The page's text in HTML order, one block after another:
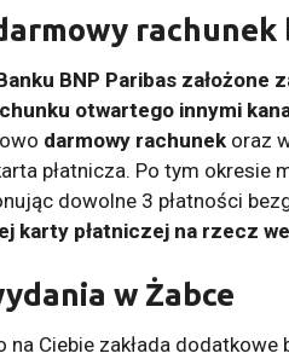
rachunek
BNP Paribas założone
otwartego innymi
darmowy rachunek oraz
płatnicza. Po tym okresie
dowolne 3 płatności
karty płatniczej na rzecz
w Żabce
Ciebie zakłada dodatkowe